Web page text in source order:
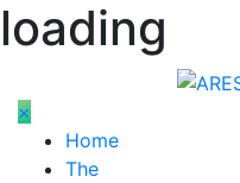
Skip
to
loading
×
Home
The